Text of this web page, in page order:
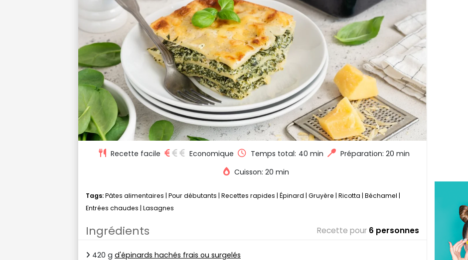
Recette facile Economique Temps total: 40 min
Préparation: 20 min
Cuisson: 20 min
Tags:Pâtes alimentaires | Pour débutants | Recettes rapides | Épinard | Gruyère | Ricotta | Béchamel |
Entrées chaudes | Lasagnes
Ingrédients Recette pour 6 personnes
420 g d'épinards hachés frais ou surgelés